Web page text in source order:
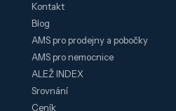
Kontakt
Blog
AMS pro prodejny a pobočky
AMS pro nemocnice
ALEŽ INDEX
Srovnání
Ceník